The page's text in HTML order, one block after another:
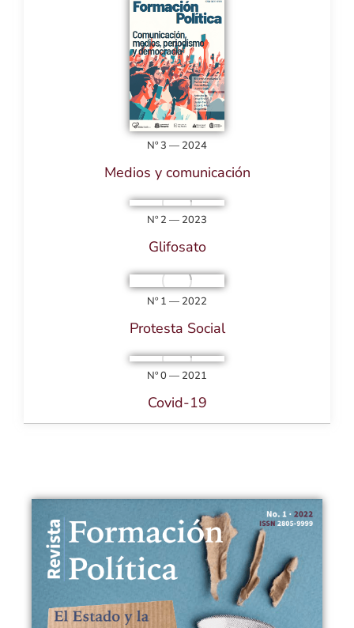
Nº 3 — 2024
Medios y comunicación
Nº 2 — 2023
Glifosato
Nº 1 — 2022
Protesta Social
Nº 0 — 2021
Covid-19